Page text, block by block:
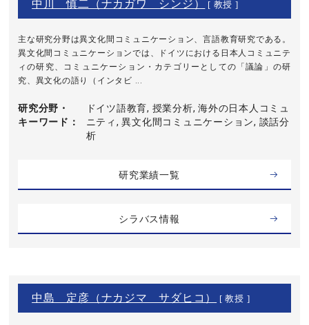
中川 慎二（ナカガワ シンジ） [ 教授 ]
主な研究分野は異文化間コミュニケーション、言語教育研究である。
異文化間コミュニケーションでは、ドイツにおける日本人コミュニテ
ィの研究、コミュニケーション・カテゴリーとしての「議論」の研
究、異文化の語り（インタビ ...
研究分野・
キーワード
ドイツ語教育, 授業分析, 海外の日本人コミュ
ニティ, 異文化間コミュニケーション, 談話分
析
研究業績一覧
シラバス情報
中島 定彦（ナカジマ サダヒコ） [ 教授 ]